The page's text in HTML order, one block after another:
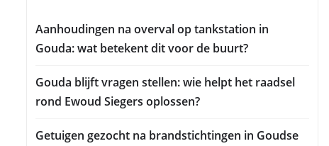
Aanhoudingen na overval op tankstation in
Gouda: wat betekent dit voor de buurt?
Gouda blijft vragen stellen: wie helpt het raadsel
rond Ewoud Siegers oplossen?
Getuigen gezocht na brandstichtingen in Goudse